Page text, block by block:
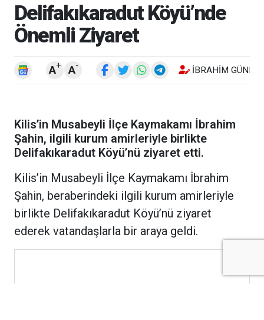
Delifakıkaradut Köyü’nde
Önemli Ziyaret
A+ A- İBRAHIM GÜNEŞ
Kilis’in Musabeyli İlçe Kaymakamı İbrahim
Şahin, ilgili kurum amirleriyle birlikte
Delifakıkaradut Köyü’nü ziyaret etti.
Kilis’in Musabeyli İlçe Kaymakamı İbrahim
Şahin, beraberindeki ilgili kurum amirleriyle
birlikte Delifakıkaradut Köyü’nü ziyaret
ederek vatandaşlarla bir araya geldi.